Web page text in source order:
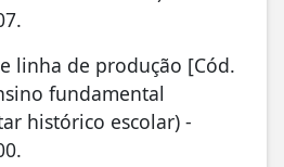
linha de produção [Cód.
fundamental
histórico escolar) -